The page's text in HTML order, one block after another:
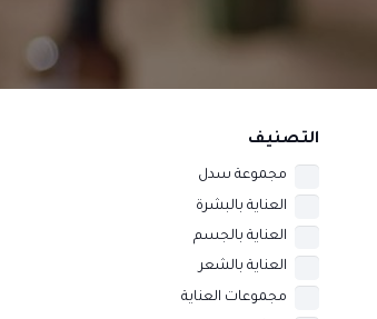
التصنيف
مجموعة سدل
العناية بالبشرة
العناية بالجسم
العناية بالشعر
مجموعات العناية